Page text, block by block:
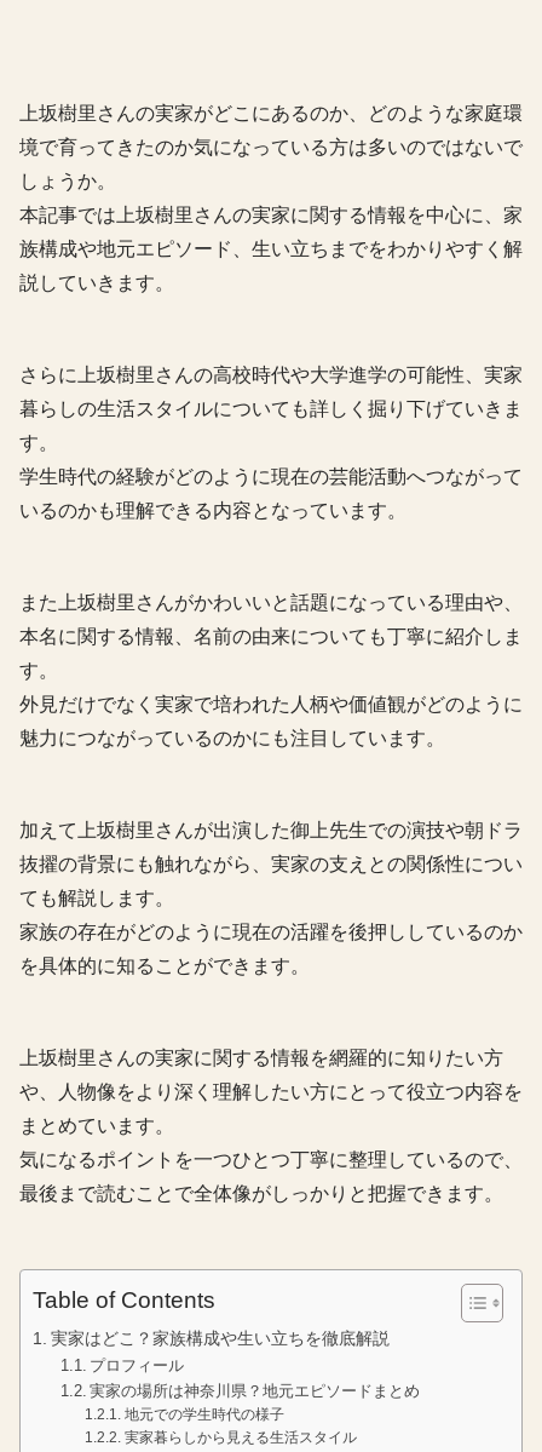
上坂樹里さんの実家がどこにあるのか、どのような家庭環
境で育ってきたのか気になっている方は多いのではないで
しょうか。
本記事では上坂樹里さんの実家に関する情報を中心に、家
族構成や地元エピソード、生い立ちまでをわかりやすく解
説していきます。
さらに上坂樹里さんの高校時代や大学進学の可能性、実家
暮らしの生活スタイルについても詳しく掘り下げていきま
す。
学生時代の経験がどのように現在の芸能活動へつながって
いるのかも理解できる内容となっています。
また上坂樹里さんがかわいいと話題になっている理由や、
本名に関する情報、名前の由来についても丁寧に紹介しま
す。
外見だけでなく実家で培われた人柄や価値観がどのように
魅力につながっているのかにも注目しています。
加えて上坂樹里さんが出演した御上先生での演技や朝ドラ
抜擢の背景にも触れながら、実家の支えとの関係性につい
ても解説します。
家族の存在がどのように現在の活躍を後押ししているのか
を具体的に知ることができます。
上坂樹里さんの実家に関する情報を網羅的に知りたい方
や、人物像をより深く理解したい方にとって役立つ内容を
まとめています。
気になるポイントを一つひとつ丁寧に整理しているので、
最後まで読むことで全体像がしっかりと把握できます。
Table of Contents
実家はどこ？家族構成や生い立ちを徹底解説
プロフィール
実家の場所は神奈川県？地元エピソードまとめ
地元での学生時代の様子
実家暮らしから見える生活スタイル